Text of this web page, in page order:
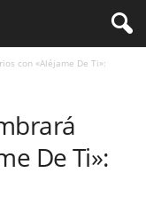
con «Aléjame De Ti»:
De Ti»: